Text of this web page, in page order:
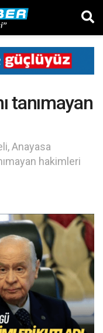
tanımayan
Anayasa
hakimleri